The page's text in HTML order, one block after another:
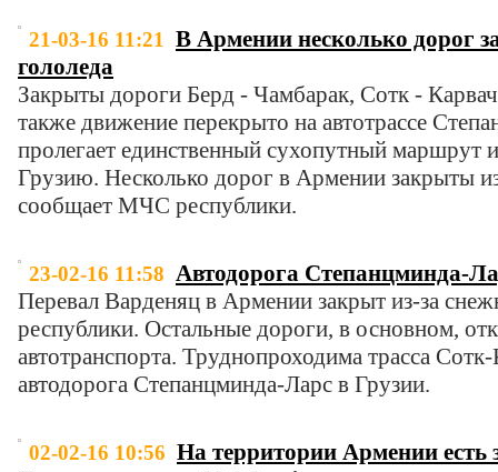
21-03-16 11:21
В Армении несколько дорог
гололеда
Закрыты дороги Берд - Чамбарак, Сотк -
также движение перекрыто на автотрассе
пролегает единственный сухопутный маршрут
Грузию. Несколько дорог в Армении закрыты
сообщает МЧС республики.
23-02-16 11:58 Автодорога Степанцминда-
Перевал Варденяц в Армении закрыт из-за
республики. Остальные дороги, в основном,
автотранспорта. Труднопроходима трасса
автодорога Степанцминда-Ларс в Грузии.
02-02-16 10:56 На территории Армении есть